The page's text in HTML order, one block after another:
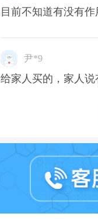
目前不知道有没有
尹*9
给家人买的，家人说